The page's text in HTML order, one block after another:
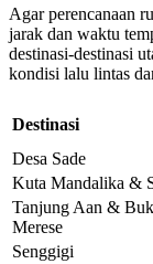
Agar perencanaan
jarak dan waktu
destinasi-destinasi
kondisi lalu lintas
Destinasi
Desa Sade
Kuta Mandalika &
Tanjung Aan &
Merese
Senggigi